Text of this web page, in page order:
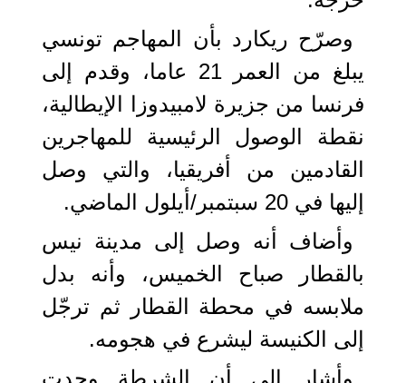
وصرّح ريكارد بأن المهاجم تونسي
يبلغ من العمر 21 عاما، وقدم إلى
فرنسا من جزيرة لامبيدوزا الإيطالية،
نقطة الوصول الرئيسية للمهاجرين
القادمين من أفريقيا، والتي وصل
إليها في 20 سبتمبر/أيلول الماضي.
وأضاف أنه وصل إلى مدينة نيس
بالقطار صباح الخميس، وأنه بدل
ملابسه في محطة القطار ثم ترجّل
إلى الكنيسة ليشرع في هجومه.
وأشار إلى أن الشرطة وجدت